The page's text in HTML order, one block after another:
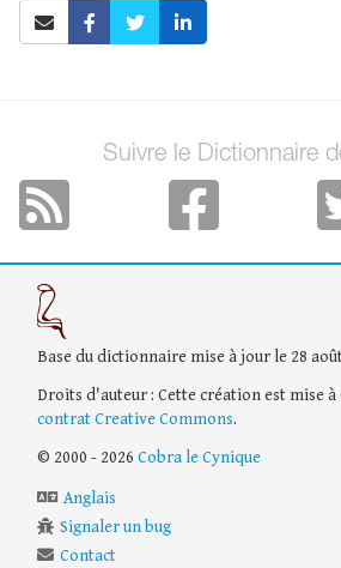
Suivre le Dictionnaire
Base du dictionnaire mise à jour le 28
Droits d'auteur : Cette création est mise
contrat Creative Commons.
© 2000 - 2026 Cobra le Cynique
Anglais
Signaler un bug
Contact